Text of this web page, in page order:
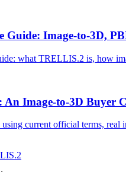
Guide: Image-to-3D,
what TRELLIS.2 is, how
Image-to-3D Buyer
current official terms, real